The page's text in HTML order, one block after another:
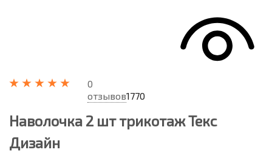
0
отзывов1770
Наволочка 2 шт трикотаж Текс
Дизайн